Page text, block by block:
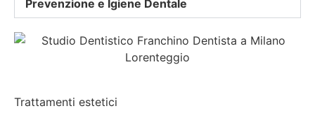
Prevenzione e Igiene Dentale
Trattamenti estetici